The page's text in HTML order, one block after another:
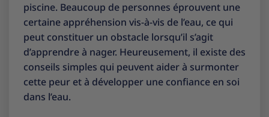
piscine. Beaucoup de personnes éprouvent une
certaine appréhension vis-à-vis de l’eau, ce qui
peut constituer un obstacle lorsqu’il s’agit
d’apprendre à nager. Heureusement, il existe des
conseils simples qui peuvent aider à surmonter
cette peur et à développer une confiance en soi
dans l’eau.